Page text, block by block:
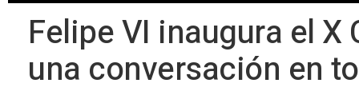
Felipe VI inaugura el X
una conversación en